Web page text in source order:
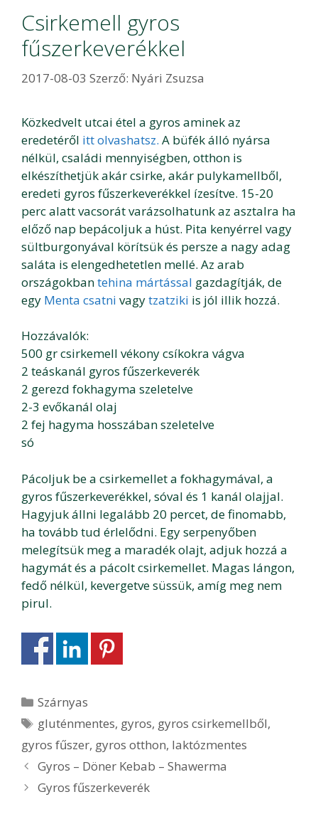
Csirkemell gyros
fűszerkeverékkel
2017-08-03 Szerző: Nyári Zsuzsa
Közkedvelt utcai étel a gyros aminek az
eredetéről itt olvashatsz. A büfék álló nyársa
nélkül, családi mennyiségben, otthon is
elkészíthetjük akár csirke, akár pulykamellből,
eredeti gyros fűszerkeverékkel ízesítve. 15-20
perc alatt vacsorát varázsolhatunk az asztalra ha
előző nap bepácoljuk a húst. Pita kenyérrel vagy
sültburgonyával körítsük és persze a nagy adag
saláta is elengedhetetlen mellé. Az arab
országokbantehina mártással gazdagítják, de
egy Menta csatni vagytzatziki is jól illik hozzá.
Hozzávalók:
500 gr csirkemell vékony csíkokra vágva
2 teáskanál gyros fűszerkeverék
2 gerezd fokhagyma szeletelve
2-3 evőkanál olaj
2 fej hagyma hosszában szeletelve
só
Pácoljuk be a csirkemellet a fokhagymával, a
gyros fűszerkeverékkel, sóval és 1 kanál olajjal.
Hagyjuk állni legalább 20 percet, de finomabb,
ha tovább tud érlelődni. Egy serpenyőben
melegítsük meg a maradék olajt, adjuk hozzá a
hagymát és a pácolt csirkemellet. Magas lángon,
fedő nélkül, kevergetve süssük, amíg meg nem
pirul.
Kategória
Szárnyas
Címkék
gluténmentes, gyros, gyros csirkemellből,
gyros fűszer, gyros otthon, laktózmentes
Bejegyzés
navigáció
Gyros – Döner Kebab – Shawerma
Gyros fűszerkeverék